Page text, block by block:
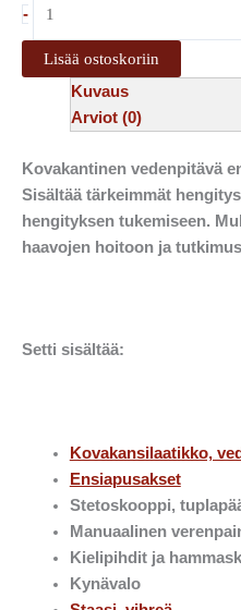
-
Lisää ostoskoriin
Kuvaus
Arviot (0)
Kovakantinen vedenpitävä
Sisältää tärkeimmät
hengityksen tukemiseen.
haavojen hoitoon ja
Setti sisältää:
Kovakansilaatikko,
Ensiapusakset
Stetoskooppi,
Manuaalinen
Kielipihdit ja
Kynävalo